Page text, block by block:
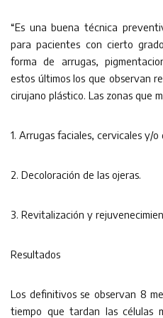
“Es una buena técnica
para pacientes con cierto
forma de arrugas,
estos últimos los que observan
cirujano plástico. Las zonas que
1. Arrugas faciales, cervicales y/o
2. Decoloración de las ojeras.
3. Revitalización y
Resultados
Los definitivos se observan 8
tiempo que tardan las células